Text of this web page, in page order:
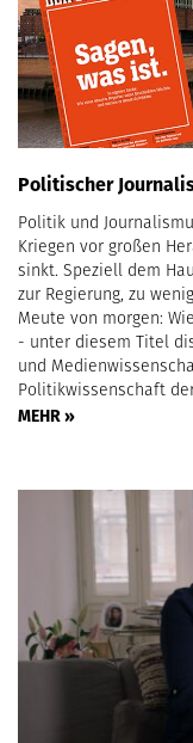
Politischer
Politik und
Kriegen vor großen
sinkt. Speziell dem
zur Regierung, zu
Meute von morgen:
- unter diesem Titel
und
Politikwissenschaft
MEHR »